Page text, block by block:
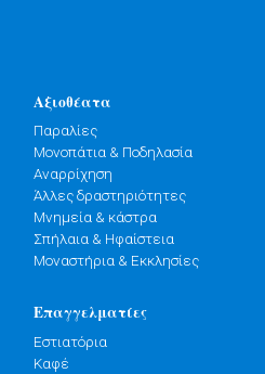
Αξιοθέατα
Παραλίες
Μονοπάτια & Ποδηλασία
Αναρρίχηση
Άλλες δραστηριότητες
Μνημεία & κάστρα
Σπήλαια & Ηφαίστεια
Μοναστήρια & Εκκλησίες
Επαγγελματίες
Εστιατόρια
Καφέ